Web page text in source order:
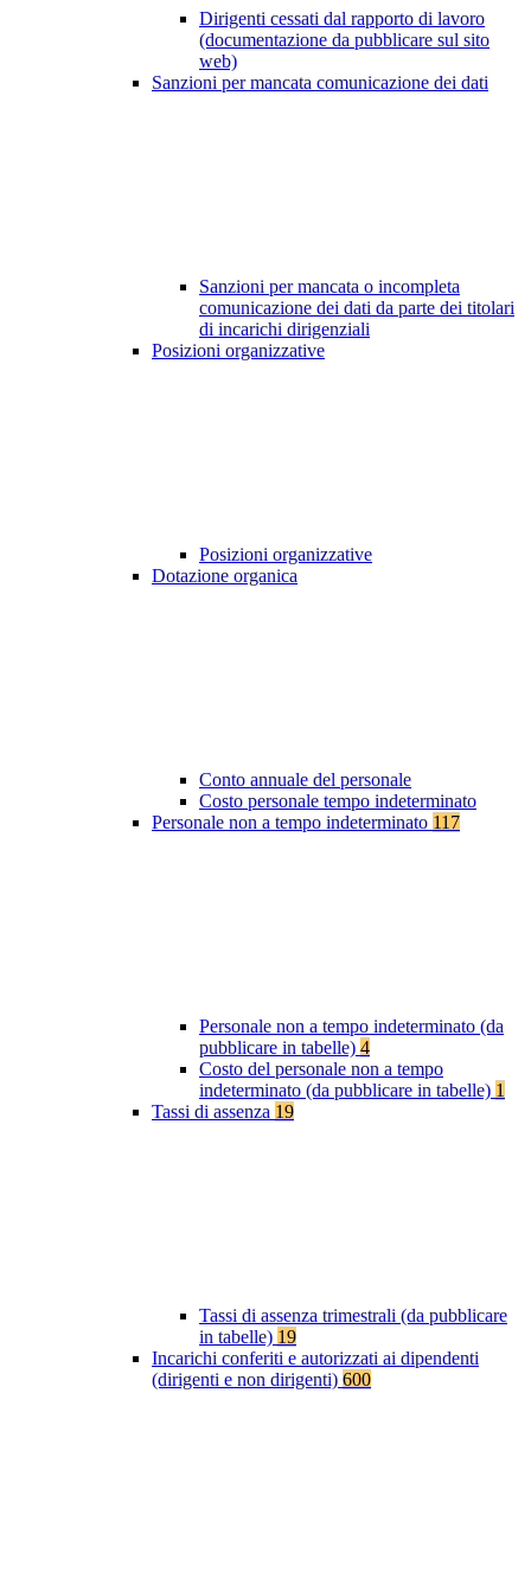
Dirigenti cessati dal rapporto di lavoro
(documentazione da pubblicare sul sito
web)
Sanzioni per mancata comunicazione dei dati
Sanzioni per mancata o incompleta
comunicazione dei dati da parte dei titolari
di incarichi dirigenziali
Posizioni organizzative
Posizioni organizzative
Dotazione organica
Conto annuale del personale
Costo personale tempo indeterminato
Personale non a tempo indeterminato 117
Personale non a tempo indeterminato (da
pubblicare in tabelle) 4
Costo del personale non a tempo
indeterminato (da pubblicare in tabelle) 1
Tassi di assenza 19
Tassi di assenza trimestrali (da pubblicare
in tabelle) 19
Incarichi conferiti e autorizzati ai dipendenti
(dirigenti e non dirigenti) 600